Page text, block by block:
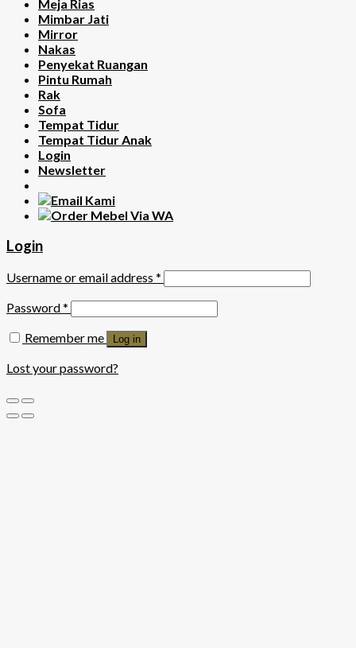
Meja Rias
Mimbar Jati
Mirror
Nakas
Penyekat Ruangan
Pintu Rumah
Rak
Sofa
Tempat Tidur
Tempat Tidur Anak
Login
Newsletter
Login
Username or email address *
Password*
Remember me
Log in
Lost your password?